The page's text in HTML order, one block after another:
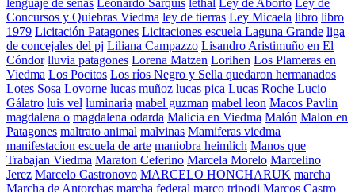
lenguaje de señas Leonardo Sarquis lethal Ley de Aborto Ley de
Concursos y Quiebras Viedma ley de tierras Ley Micaela libro libro
1979 Licitación Patagones Licitaciones escuela Laguna Grande liga
de concejales del pj Liliana Campazzo Lisandro Aristimuño en El
Cóndor lluvia patagones Lorena Matzen Lorihen Los Plameras en
Viedma Los Pocitos Los ríos Negro y Sella quedaron hermanados
Lotes Sosa Lovorne lucas muñoz lucas pica Lucas Roche Lucio
Gálatro luis vel luminaria mabel guzman mabel leon Macos Pavlin
magdalena o magdalena odarda Malicia en Viedma Malón Malon en
Patagones maltrato animal malvinas Mamiferas viedma
manifestacion escuela de arte maniobra heimlich Manos que
Trabajan Viedma Maraton Ceferino Marcela Morelo Marcelino
Jerez Marcelo Castronovo MARCELO HONCHARUK marcha
Marcha de Antorchas marcha federal marco tripodi Marcos Castro